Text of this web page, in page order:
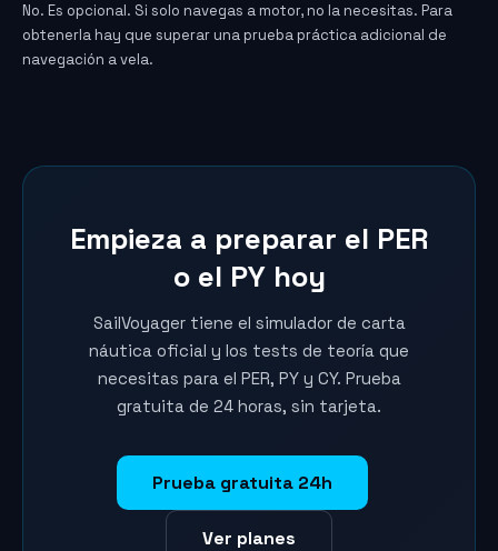
No. Es opcional. Si solo navegas a motor, no la necesitas. Para
obtenerla hay que superar una prueba práctica adicional de
navegación a vela.
Empieza a preparar el PER
o el PY hoy
SailVoyager tiene el simulador de carta
náutica oficial y los tests de teoría que
necesitas para el PER, PY y CY. Prueba
gratuita de 24 horas, sin tarjeta.
Prueba gratuita 24h
Ver planes